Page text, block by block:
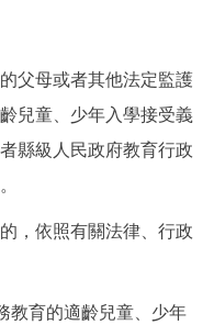
母或者其他法定監護
兒童、少年入學接受義
縣級人民政府教育行政
依照有關法律、行政
育的適齡兒童、少年